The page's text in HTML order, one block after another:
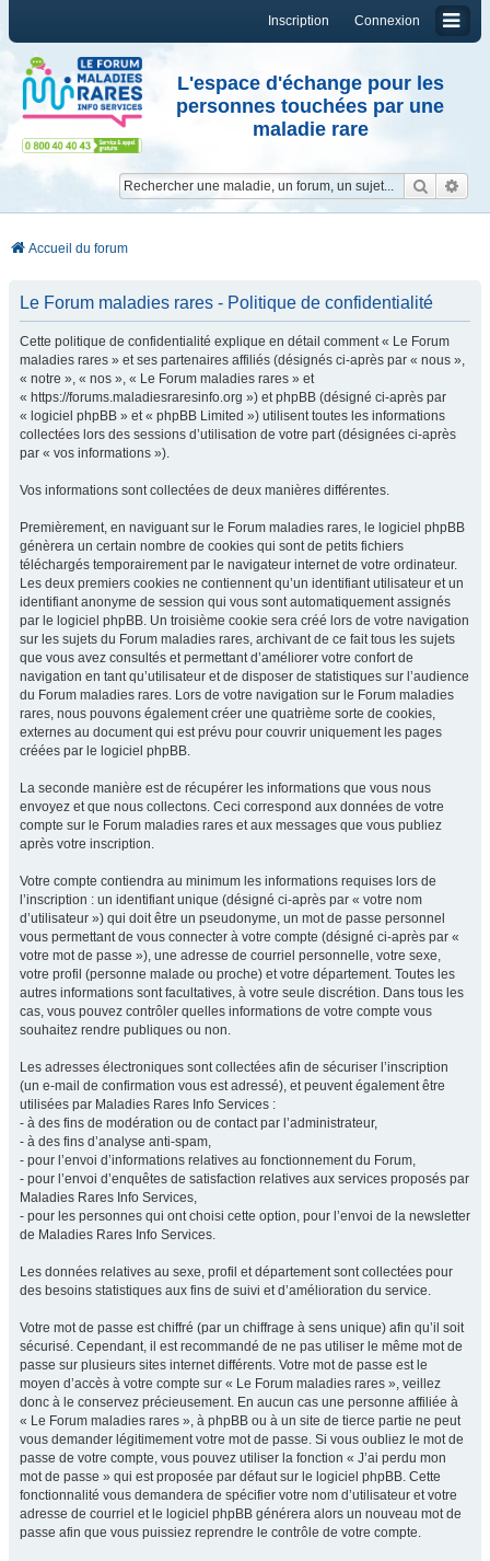
Connexion
Inscription
L'espace d'échange pour les
personnes touchées par une
maladie rare
Accueil du forum
Le Forum maladies rares - Politique de confidentialité
Cette politique de confidentialité explique en détail comment « Le Forum
maladies rares » et ses partenaires affiliés (désignés ci-après par « nous »,
« notre », « nos », « Le Forum maladies rares » et
« https://forums.maladiesraresinfo.org ») et phpBB (désigné ci-après par
« logiciel phpBB » et « phpBB Limited ») utilisent toutes les informations
collectées lors des sessions d’utilisation de votre part (désignées ci-après
par « vos informations »).
Vos informations sont collectées de deux manières différentes.
Premièrement, en naviguant sur le Forum maladies rares, le logiciel phpBB
génèrera un certain nombre de cookies qui sont de petits fichiers
téléchargés temporairement par le navigateur internet de votre ordinateur.
Les deux premiers cookies ne contiennent qu’un identifiant utilisateur et un
identifiant anonyme de session qui vous sont automatiquement assignés
par le logiciel phpBB. Un troisième cookie sera créé lors de votre navigation
sur les sujets du Forum maladies rares, archivant de ce fait tous les sujets
que vous avez consultés et permettant d’améliorer votre confort de
navigation en tant qu’utilisateur et de disposer de statistiques sur l’audience
du Forum maladies rares. Lors de votre navigation sur le Forum maladies
rares, nous pouvons également créer une quatrième sorte de cookies,
externes au document qui est prévu pour couvrir uniquement les pages
créées par le logiciel phpBB.
La seconde manière est de récupérer les informations que vous nous
envoyez et que nous collectons. Ceci correspond aux données de votre
compte sur le Forum maladies rares et aux messages que vous publiez
après votre inscription.
Votre compte contiendra au minimum les informations requises lors de
l’inscription : un identifiant unique (désigné ci-après par « votre nom
d’utilisateur ») qui doit être un pseudonyme, un mot de passe personnel
vous permettant de vous connecter à votre compte (désigné ci-après par «
votre mot de passe »), une adresse de courriel personnelle, votre sexe,
votre profil (personne malade ou proche) et votre département. Toutes les
autres informations sont facultatives, à votre seule discrétion. Dans tous les
cas, vous pouvez contrôler quelles informations de votre compte vous
souhaitez rendre publiques ou non.
Les adresses électroniques sont collectées afin de sécuriser l’inscription
(un e-mail de confirmation vous est adressé), et peuvent également être
utilisées par Maladies Rares Info Services :
- à des fins de modération ou de contact par l’administrateur,
- à des fins d’analyse anti-spam,
- pour l’envoi d’informations relatives au fonctionnement du Forum,
- pour l’envoi d’enquêtes de satisfaction relatives aux services proposés par
Maladies Rares Info Services,
- pour les personnes qui ont choisi cette option, pour l’envoi de la newsletter
de Maladies Rares Info Services.
Les données relatives au sexe, profil et département sont collectées pour
des besoins statistiques aux fins de suivi et d’amélioration du service.
Votre mot de passe est chiffré (par un chiffrage à sens unique) afin qu’il soit
sécurisé. Cependant, il est recommandé de ne pas utiliser le même mot de
passe sur plusieurs sites internet différents. Votre mot de passe est le
moyen d’accès à votre compte sur « Le Forum maladies rares », veillez
donc à le conservez précieusement. En aucun cas une personne affiliée à
« Le Forum maladies rares », à phpBB ou à un site de tierce partie ne peut
vous demander légitimement votre mot de passe. Si vous oubliez le mot de
passe de votre compte, vous pouvez utiliser la fonction « J’ai perdu mon
mot de passe » qui est proposée par défaut sur le logiciel phpBB. Cette
fonctionnalité vous demandera de spécifier votre nom d’utilisateur et votre
adresse de courriel et le logiciel phpBB générera alors un nouveau mot de
passe afin que vous puissiez reprendre le contrôle de votre compte.